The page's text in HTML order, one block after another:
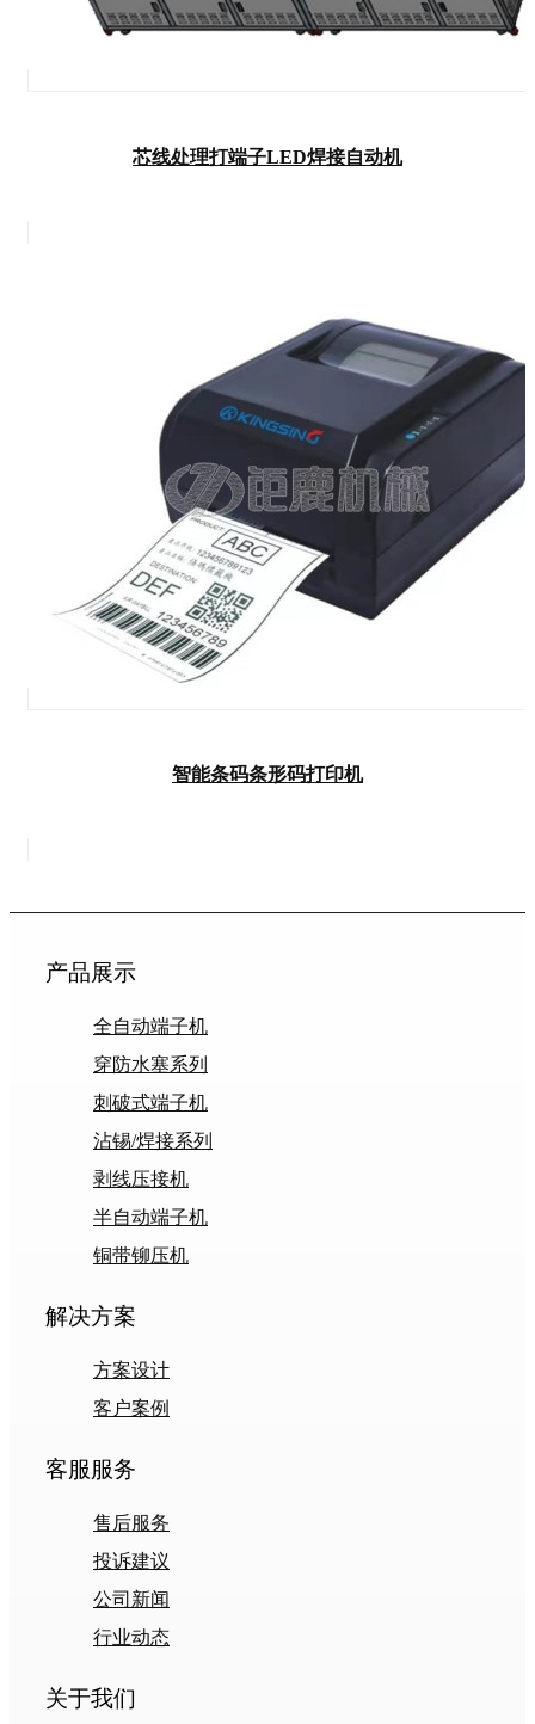
芯线处理打端子LED焊接自动机
智能条码条形码打印机
产品展示
全自动端子机
穿防水塞系列
刺破式端子机
沾锡/焊接系列
剥线压接机
半自动端子机
铜带铆压机
解决方案
方案设计
客户案例
客服服务
售后服务
投诉建议
公司新闻
行业动态
关于我们